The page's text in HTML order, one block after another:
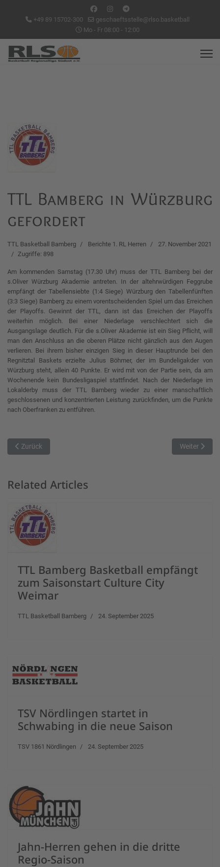
+49 89 15702-300
geschaeftsstelle@rlso.basketball
Mo - Fr 08:00 - 12:00
TTL Bamberg in Würzburg
gefordert
TTL Basketball Bamberg Berichte 1. RL Herren
27. November 2021
Zugriffe: 898
Am kommenden Samstag (17.30 Uhr) muss der TTL Bamberg bei der
s.Oliver Würzburg Akademie antreten. In der altehrwürdigen Feggrube
empfängt der Tabellensiebte (1:4 Siege) Würzburg den Tabellenfünften
(3:3 Siege) Bamberg zu einem vorentscheidenden Spiel um das Erreichen
der Playoffs. Gewinnt der TTL, dann ist das Erreichen der Playoffs
weiterhin möglich. Bei einer Niederlage verschlechtert sich die
Ausgangslage deutlich. Für die s.Oliver Akademie ist ein Sieg Pflicht, will
man den Anschluss an die oberen Plätze nicht gänzlich aus den Augen
verlieren. Bei ihrem bisher einzigen Sieg in dieser Hauptrunde bei den
Regnitztal Baskets erzielte Julius Böhmer, der im Bundeligakder von
Würzburg steht, allein 40 Punkte. Er wird mit von der Partie sein, da am
Wochenende kein Bundesligaspiel stattfindet. Nach der Niederlage im
Lokalderby muss der TTL Bamberg wieder zu einer manschaftlich
geschlossenen und konzentrierten Leistung zurückfinden, um die Punkte
nach Oberfranken zu entführen.
Vorheriger Beitrag: Die Gäste haben weiterhin die Playoff-Plätze ...
Zurück Nächster
Weiter
Related Articles
TTL Bamberg Basketball empfängt
zum Saisonstart Culture City
Weimar
TTL Basketball Bamberg 24. September 2025
TSV Nördlingen startet in
Schwabing in die neue Saison
TSV 1861 Nördlingen 24. September 2025
Jahn-Herren gehen in die dritte
Regio-Saison